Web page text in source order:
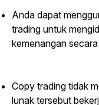
Anda dapat
trading untuk
kemenangan
Copy trading tidak
lunak tersebut